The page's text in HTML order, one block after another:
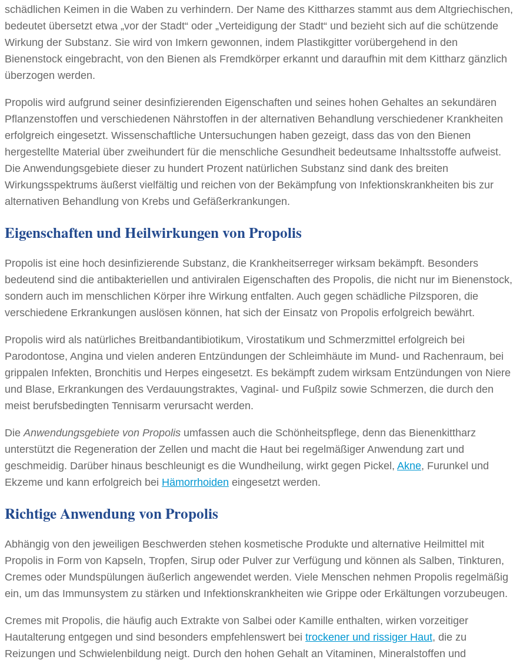
schädlichen Keimen in die Waben zu verhindern. Der Name des Kittharzes stammt aus dem Altgriechischen,
bedeutet übersetzt etwa „vor der Stadt“ oder „Verteidigung der Stadt“ und bezieht sich auf die schützende
Wirkung der Substanz. Sie wird von Imkern gewonnen, indem Plastikgitter vorübergehend in den
Bienenstock eingebracht, von den Bienen als Fremdkörper erkannt und daraufhin mit dem Kittharz gänzlich
überzogen werden.
Propolis wird aufgrund seiner desinfizierenden Eigenschaften und seines hohen Gehaltes an sekundären
Pflanzenstoffen und verschiedenen Nährstoffen in der alternativen Behandlung verschiedener Krankheiten
erfolgreich eingesetzt. Wissenschaftliche Untersuchungen haben gezeigt, dass das von den Bienen
hergestellte Material über zweihundert für die menschliche Gesundheit bedeutsame Inhaltsstoffe aufweist.
Die Anwendungsgebiete dieser zu hundert Prozent natürlichen Substanz sind dank des breiten
Wirkungsspektrums äußerst vielfältig und reichen von der Bekämpfung von Infektionskrankheiten bis zur
alternativen Behandlung von Krebs und Gefäßerkrankungen.
Eigenschaften und Heilwirkungen von Propolis
Propolis ist eine hoch desinfizierende Substanz, die Krankheitserreger wirksam bekämpft. Besonders
bedeutend sind die antibakteriellen und antiviralen Eigenschaften des Propolis, die nicht nur im Bienenstock,
sondern auch im menschlichen Körper ihre Wirkung entfalten. Auch gegen schädliche Pilzsporen, die
verschiedene Erkrankungen auslösen können, hat sich der Einsatz von Propolis erfolgreich bewährt.
Propolis wird als natürliches Breitbandantibiotikum, Virostatikum und Schmerzmittel erfolgreich bei
Parodontose, Angina und vielen anderen Entzündungen der Schleimhäute im Mund- und Rachenraum, bei
grippalen Infekten, Bronchitis und Herpes eingesetzt. Es bekämpft zudem wirksam Entzündungen von Niere
und Blase, Erkrankungen des Verdauungstraktes, Vaginal- und Fußpilz sowie Schmerzen, die durch den
meist berufsbedingten Tennisarm verursacht werden.
Die Anwendungsgebiete von Propolis umfassen auch die Schönheitspflege, denn das Bienenkittharz
unterstützt die Regeneration der Zellen und macht die Haut bei regelmäßiger Anwendung zart und
geschmeidig. Darüber hinaus beschleunigt es die Wundheilung, wirkt gegen Pickel, Akne, Furunkel und
Ekzeme und kann erfolgreich bei Hämorrhoiden eingesetzt werden.
Richtige Anwendung von Propolis
Abhängig von den jeweiligen Beschwerden stehen kosmetische Produkte und alternative Heilmittel mit
Propolis in Form von Kapseln, Tropfen, Sirup oder Pulver zur Verfügung und können als Salben, Tinkturen,
Cremes oder Mundspülungen äußerlich angewendet werden. Viele Menschen nehmen Propolis regelmäßig
ein, um das Immunsystem zu stärken und Infektionskrankheiten wie Grippe oder Erkältungen vorzubeugen.
Cremes mit Propolis, die häufig auch Extrakte von Salbei oder Kamille enthalten, wirken vorzeitiger
Hautalterung entgegen und sind besonders empfehlenswert bei trockener und rissiger Haut, die zu
Reizungen und Schwielenbildung neigt. Durch den hohen Gehalt an Vitaminen, Mineralstoffen und